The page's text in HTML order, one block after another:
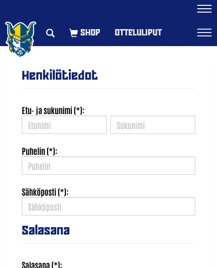
OTTELULIPUT
Henkilötiedot
Etu- ja sukunimi (*):
Puhelin (*):
Sähköposti (*):
Salasana
Salasana (*):